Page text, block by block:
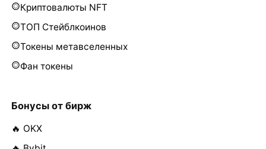
Криптовалюты NFT
ТОП Стейблкоинов
Токены метавселенных
Фан токены
Бонусы от бирж
🔥 OKX